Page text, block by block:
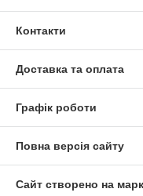
Контакти
Доставка та оплата
Графік роботи
Повна версія сайту
Сайт створено на